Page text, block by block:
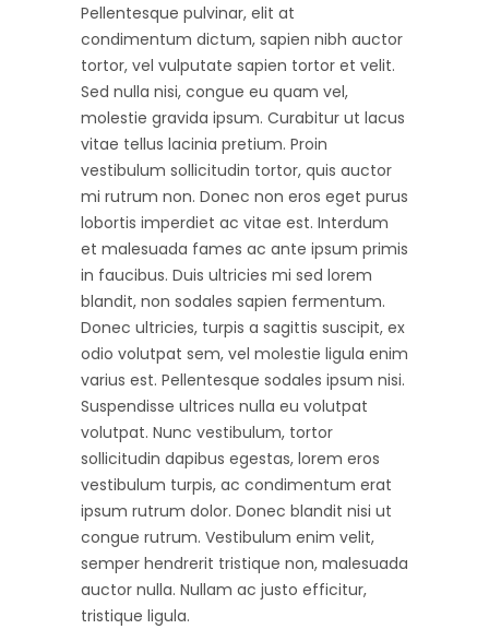
Pellentesque pulvinar, elit at
condimentum dictum, sapien nibh auctor
tortor, vel vulputate sapien tortor et velit.
Sed nulla nisi, congue eu quam vel,
molestie gravida ipsum. Curabitur ut lacus
vitae tellus lacinia pretium. Proin
vestibulum sollicitudin tortor, quis auctor
mi rutrum non. Donec non eros eget purus
lobortis imperdiet ac vitae est. Interdum
et malesuada fames ac ante ipsum primis
in faucibus. Duis ultricies mi sed lorem
blandit, non sodales sapien fermentum.
Donec ultricies, turpis a sagittis suscipit, ex
odio volutpat sem, vel molestie ligula enim
varius est. Pellentesque sodales ipsum nisi.
Suspendisse ultrices nulla eu volutpat
volutpat. Nunc vestibulum, tortor
sollicitudin dapibus egestas, lorem eros
vestibulum turpis, ac condimentum erat
ipsum rutrum dolor. Donec blandit nisi ut
congue rutrum. Vestibulum enim velit,
semper hendrerit tristique non, malesuada
auctor nulla. Nullam ac justo efficitur,
tristique ligula.